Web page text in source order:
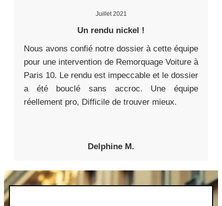
Juillet 2021
Un rendu nickel !
Nous avons confié notre dossier à cette équipe
pour une intervention de Remorquage Voiture à
Paris 10. Le rendu est impeccable et le dossier
a été bouclé sans accroc. Une équipe
réellement pro, Difficile de trouver mieux.
Delphine M.